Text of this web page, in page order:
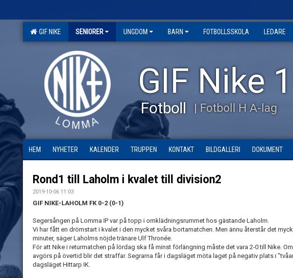
GIF NIKE SENIORER UNGDOM BARN FOTBOLLSSKOLA LEDARE
GIF Nike
Fotboll | Fotboll H A-lag
HEM NYHETER KALENDER TRUPPEN KONTAKT BILDGALLERI DOKUMENT
Rond1 till Laholm i kvalet till division2
2019-10-06 11:03
GIF NIKE-LAHOLM FK 0-2 (0-1)
Segersången på Lomma IP var på topp i omklädningsrummet hos gästande Laholm.
Vi har fått en drömstart i kvalet i den mycket svåra bortamatchen. Men ännu återstår det
minuter, säger Laholms nöjde tränare Ulf Thronée.
För att Nike i returmatchen på lördag ska få minst förlängning måste det vara 2-0 till Nike.
avgörs på övertid blir det straffar. Segrarna får i dagsläget möta laget på negativ plats i
dagsläget Hittarp IK.